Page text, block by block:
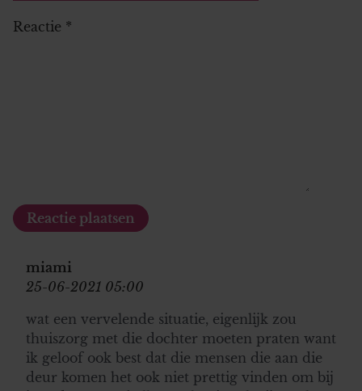
Reactie *
miami
25-06-2021 05:00
wat een vervelende situatie, eigenlijk zou
thuiszorg met die dochter moeten praten want
ik geloof ook best dat die mensen die aan die
deur komen het ook niet prettig vinden om bij